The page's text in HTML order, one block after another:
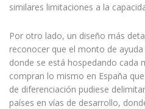
similares limitaciones a la
Por otro lado, un diseño más
reconocer que el monto de
donde se está hospedando cada
compran lo mismo en España
de diferenciación pudiese
países en vías de desarrollo,